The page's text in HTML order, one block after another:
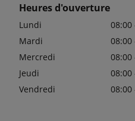
Heures d'ouverture
Lundi
08:00
Mardi
08:00
Mercredi
08:00
Jeudi
08:00
Vendredi
08:00